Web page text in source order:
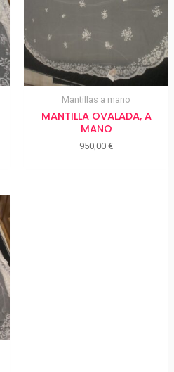
Mantillas a mano
MANTILLA OVALADA, A
MANO
950,00€